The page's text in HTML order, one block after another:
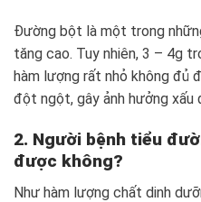
Đường bột là một trong
tăng cao. Tuy nhiên, 3 – 4g
hàm lượng rất nhỏ không đủ
đột ngột, gây ảnh hưởng xấu
2. Người bệnh tiểu
được không?
Như hàm lượng chất dinh